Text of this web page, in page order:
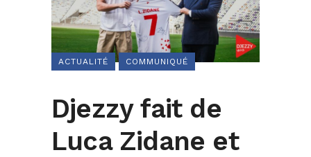
ACTUALITÉ COMMUNIQUÉ
Djezzy fait de
Luca Zidane et